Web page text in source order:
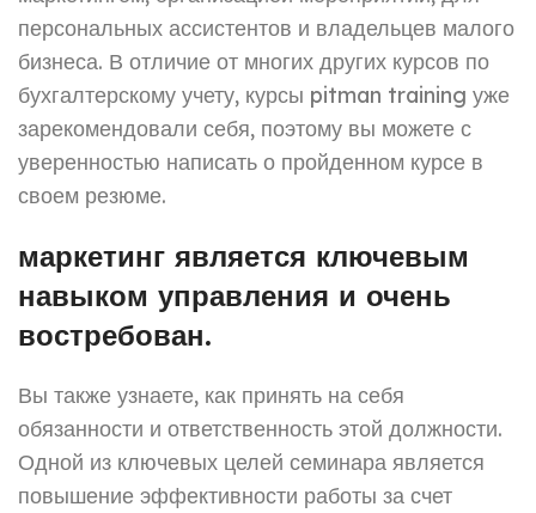
персональных ассистентов и владельцев малого
бизнеса. В отличие от многих других курсов по
бухгалтерскому учету, курсы pitman training уже
зарекомендовали себя, поэтому вы можете с
уверенностью написать о пройденном курсе в
своем резюме.
маркетинг является ключевым
навыком управления и очень
востребован.
Вы также узнаете, как принять на себя
обязанности и ответственность этой должности.
Одной из ключевых целей семинара является
повышение эффективности работы за счет